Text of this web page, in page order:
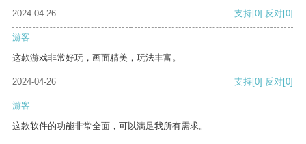
2024-04-26
支持[0] 反对[0]
游客
这款游戏非常好玩，画面精美，玩法丰富。
2024-04-26 支持[0] 反对[0]
游客
这款软件的功能非常全面，可以满足我所有需求。